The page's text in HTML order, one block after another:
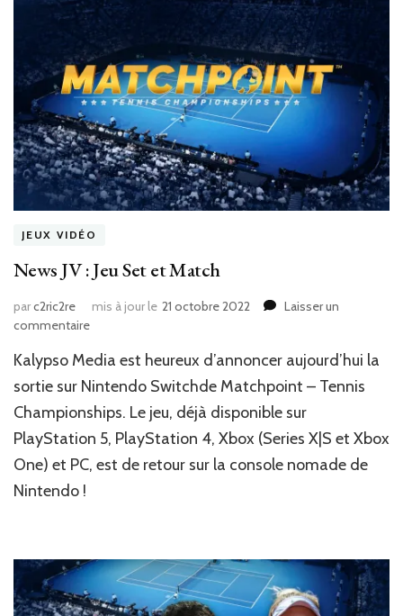
JEUX VIDÉO
News JV : Jeu Set et Match
parc2ric2re mis à jour le 21 octobre 2022
Laisser un
commentairesur
JV
:
Set
et
Match
Kalypso Media est heureux d’annoncer aujourd’hui la
sortie sur Nintendo Switchde Matchpoint – Tennis
Championships. Le jeu, déjà disponible sur
PlayStation 5, PlayStation 4, Xbox (Series X|S et Xbox
One) et PC, est de retour sur la console nomade de
Nintendo !